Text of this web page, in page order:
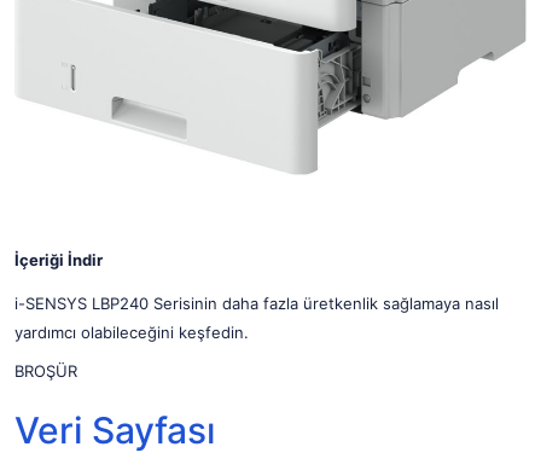
İçeriği İndir
i-SENSYS LBP240 Serisinin daha fazla üretkenlik sağlamaya nasıl
yardımcı olabileceğini keşfedin.
BROŞÜR
Veri Sayfası